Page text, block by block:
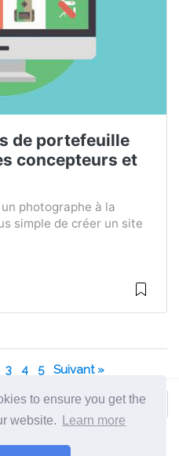
to ensure you get the
website.
Learn more
de portefeuille
concepteurs et
photographe à la
simple de créer un site
3 4 5 Suivant »
Svenska
Norsk
Español Românesc